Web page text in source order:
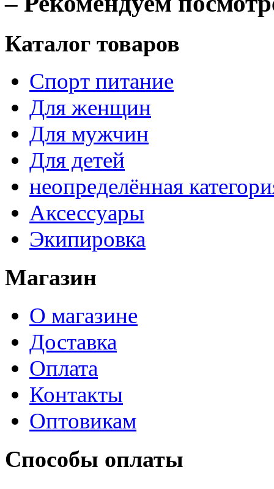
Каталог товаров
Спорт питание
Для женщин
Для мужчин
Для детей
неопределённая
Аксессуары
Экипировка
Магазин
О магазине
Доставка
Оплата
Контакты
Оптовикам
Способы оплаты